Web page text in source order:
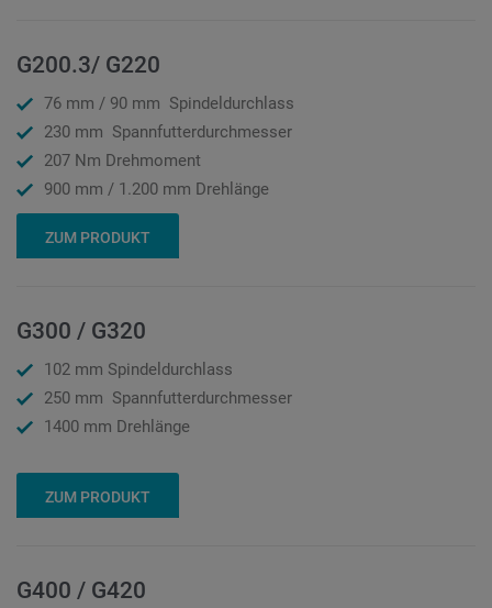
G200.3/ G220
76 mm / 90 mm Spindeldurchlass
230 mm Spannfutterdurchmesser
207 Nm Drehmoment
900 mm / 1.200 mm Drehlänge
ZUM PRODUKT
G300 / G320
102 mm Spindeldurchlass
250 mm Spannfutterdurchmesser
1400 mm Drehlänge
ZUM PRODUKT
G400 / G420